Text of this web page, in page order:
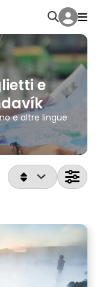
e
e altre lingue